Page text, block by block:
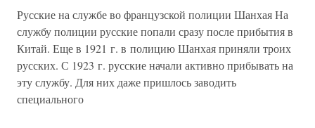
Русские на службе во французской полиции Шанхая На
службу полиции русские попали сразу после прибытия в
Китай. Еще в 1921 г. в полицию Шанхая приняли троих
русских. С 1923 г. русские начали активно прибывать на
эту службу. Для них даже пришлось заводить
специального